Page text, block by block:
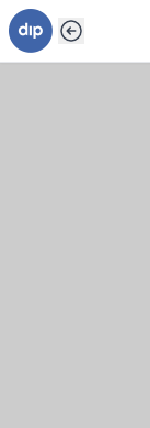
Ga naar